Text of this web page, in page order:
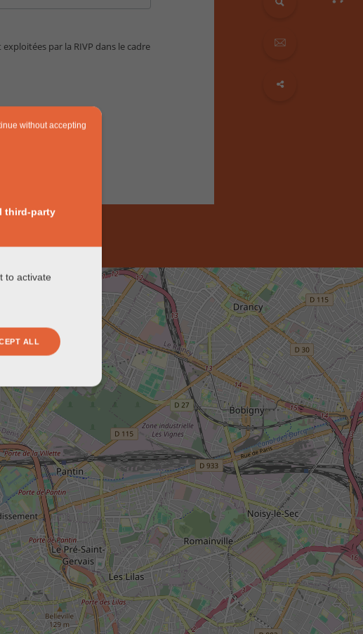
par la RIVP dans le cadre
without accepting
third-party
to activate
ALL